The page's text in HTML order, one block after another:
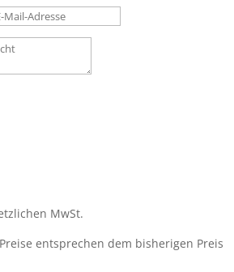
MwSt.
entsprechen dem bisherigen Preis